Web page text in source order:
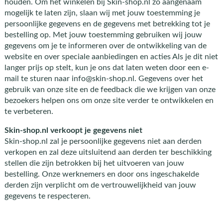
houden. Om het winkelen bij Skin-shop.nl zo aangenaam
mogelijk te laten zijn, slaan wij met jouw toestemming je
persoonlijke gegevens en de gegevens met betrekking tot je
bestelling op. Met jouw toestemming gebruiken wij jouw
gegevens om je te informeren over de ontwikkeling van de
website en over speciale aanbiedingen en acties Als je dit niet
langer prijs op stelt, kun je ons dat laten weten door een e-
mail te sturen naar info@skin-shop.nl. Gegevens over het
gebruik van onze site en de feedback die we krijgen van onze
bezoekers helpen ons om onze site verder te ontwikkelen en
te verbeteren.
Skin-shop.nl verkoopt je gegevens niet
Skin-shop.nl zal je persoonlijke gegevens niet aan derden
verkopen en zal deze uitsluitend aan derden ter beschikking
stellen die zijn betrokken bij het uitvoeren van jouw
bestelling. Onze werknemers en door ons ingeschakelde
derden zijn verplicht om de vertrouwelijkheid van jouw
gegevens te respecteren.